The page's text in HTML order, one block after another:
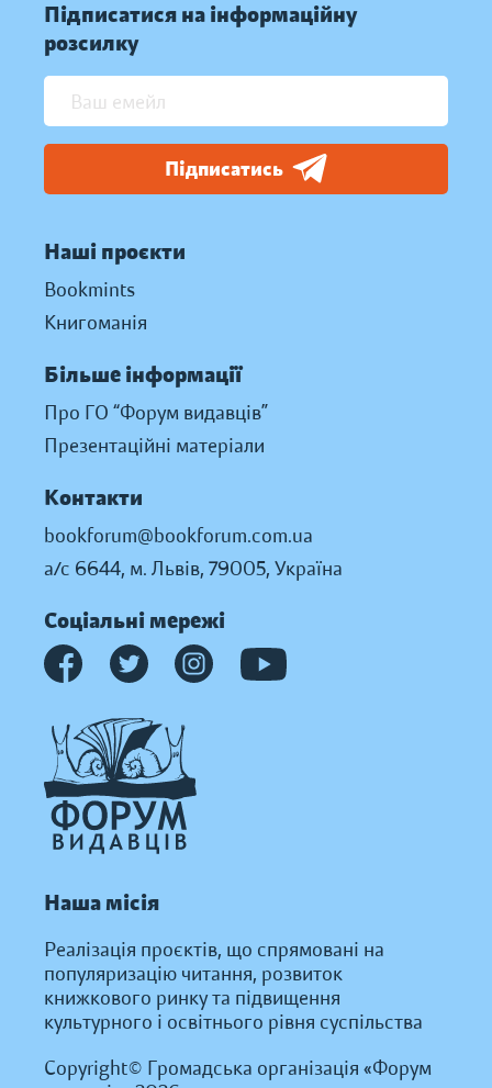
Підписатися на інформаційну
розсилку
Підписатись
Наші проєкти
Bookmints
Книгоманія
Більше інформації
Про ГО “Форум видавців”
Презентаційні матеріали
Контакти
bookforum@bookforum.com.ua
а/с 6644, м. Львів, 79005, Україна
Соціальні мережі
Наша місія
Реалізація проєктів, що спрямовані на
популяризацію читання, розвиток
книжкового ринку та підвищення
культурного і освітнього рівня суспільства
Copyright© Громадська організація «Форум